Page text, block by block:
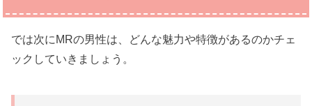
では次にMRの男性は、どんな魅力や特徴があるのかチェ
ックしていきましょう。